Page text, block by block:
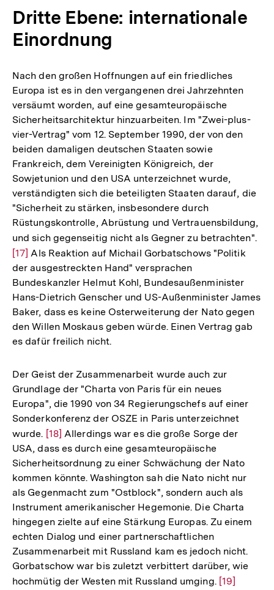
Dritte Ebene: internationale
Einordnung
Nach den großen Hoffnungen auf ein friedliches
Europa ist es in den vergangenen drei Jahrzehnten
versäumt worden, auf eine gesamteuropäische
Sicherheitsarchitektur hinzuarbeiten. Im "Zwei-plus-
vier-Vertrag" vom 12. September 1990, der von den
beiden damaligen deutschen Staaten sowie
Frankreich, dem Vereinigten Königreich, der
Sowjetunion und den USA unterzeichnet wurde,
verständigten sich die beteiligten Staaten darauf, die
"Sicherheit zu stärken, insbesondere durch
Rüstungskontrolle, Abrüstung und Vertrauensbildung,
und sich gegenseitig nicht als Gegner zu betrachten".
[17] Als Reaktion auf Michail Gorbatschows "Politik
der ausgestreckten Hand" versprachen
Bundeskanzler Helmut Kohl, Bundesaußenminister
Hans-Dietrich Genscher und US-Außenminister James
Baker, dass es keine Osterweiterung der Nato gegen
den Willen Moskaus geben würde. Einen Vertrag gab
es dafür freilich nicht.
Der Geist der Zusammenarbeit wurde auch zur
Grundlage der "Charta von Paris für ein neues
Europa", die 1990 von 34 Regierungschefs auf einer
Sonderkonferenz der OSZE in Paris unterzeichnet
wurde. Zur
Auflösung
der
Fußnote
[18] Allerdings war es die große Sorge der
USA, dass es durch eine gesamteuropäische
Sicherheitsordnung zu einer Schwächung der Nato
kommen könnte. Washington sah die Nato nicht nur
als Gegenmacht zum "Ostblock", sondern auch als
Instrument amerikanischer Hegemonie. Die Charta
hingegen zielte auf eine Stärkung Europas. Zu einem
echten Dialog und einer partnerschaftlichen
Zusammenarbeit mit Russland kam es jedoch nicht.
Gorbatschow war bis zuletzt verbittert darüber, wie
hochmütig der Westen mit Russland umging. Zur
[19]